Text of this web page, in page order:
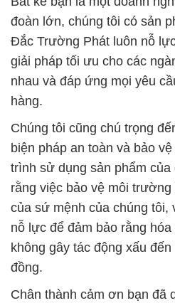
đoàn lớn, chúng tôi có sản
Đắc Trường Phát luôn nỗ
giải pháp tối ưu cho các
nhau và đáp ứng mọi yêu
hàng.
Chúng tôi cũng chú trọng
biện pháp an toàn và bảo
trình sử dụng sản phẩm của
rằng việc bảo vệ môi
của sứ mệnh của chúng tôi,
nỗ lực để đảm bảo rằng
không gây tác động xấu
đồng.
Chân thành cảm ơn bạn đã